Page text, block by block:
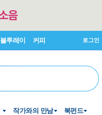
블루레이 커피 로그인
작가와의 만남 북펀드